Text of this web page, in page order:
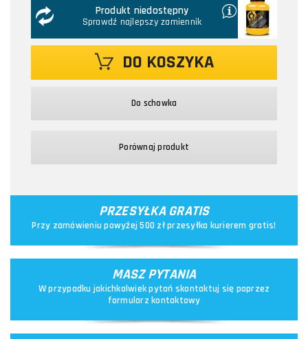
Produkt niedostępny
Sprawdź najlepszy zamiennik
DO KOSZYKA
Do schowka
Porównaj produkt
PRZESYŁKA GRATIS
Przy zamówieniu powyżej 500 zł przesyłka kurierem gratis!
MASZ PYTANIA
W przypadku jakichkolwiek pytań skontaktuj się poprzez
formularz kontaktowy